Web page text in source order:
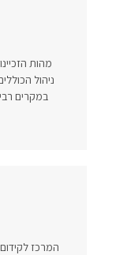
מהות
ניהול
במקרים
המרכז